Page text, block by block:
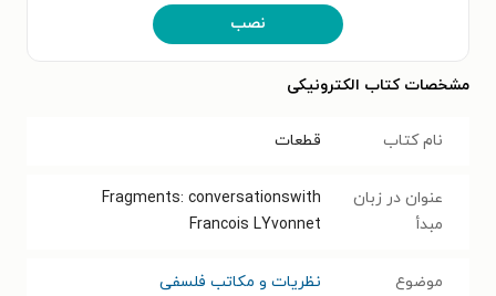
نصب
مشخصات کتاب الکترونیکی
نام کتاب قطعات
عنوان در زبان
مبدأ
Fragments: conversationswith
Francois LYvonnet
موضوع نظریات و مکاتب فلسفی